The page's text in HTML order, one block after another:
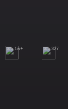
1w+ 327